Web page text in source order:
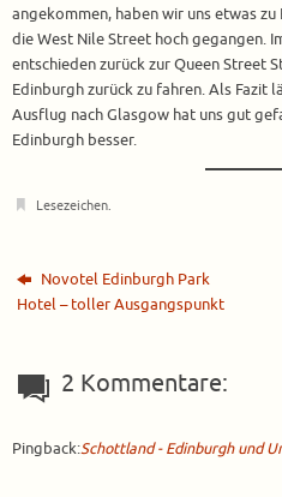
angekommen, haben wir uns etwas
die West Nile Street hoch gegangen.
entschieden zurück zur Queen Street
Edinburgh zurück zu fahren. Als Fazit
Ausflug nach Glasgow hat uns gut
Edinburgh besser.
Lesezeichen.
Novotel Edinburgh Park
Hotel – toller Ausgangspunkt
2 Kommentare:
Pingback:Schottland - Edinburgh und